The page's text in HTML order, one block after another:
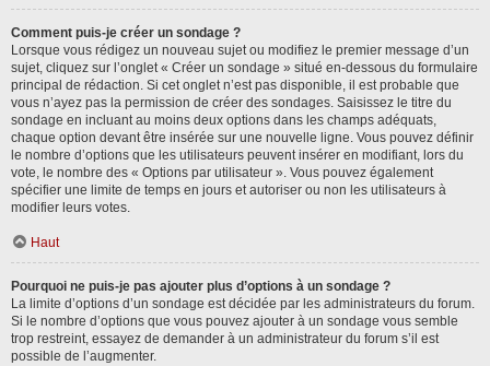
Comment puis-je créer un sondage ?
Lorsque vous rédigez un nouveau sujet ou modifiez le premier message d’un
sujet, cliquez sur l’onglet « Créer un sondage » situé en-dessous du formulaire
principal de rédaction. Si cet onglet n’est pas disponible, il est probable que
vous n’ayez pas la permission de créer des sondages. Saisissez le titre du
sondage en incluant au moins deux options dans les champs adéquats,
chaque option devant être insérée sur une nouvelle ligne. Vous pouvez définir
le nombre d’options que les utilisateurs peuvent insérer en modifiant, lors du
vote, le nombre des « Options par utilisateur ». Vous pouvez également
spécifier une limite de temps en jours et autoriser ou non les utilisateurs à
modifier leurs votes.
Haut
Pourquoi ne puis-je pas ajouter plus d’options à un sondage ?
La limite d’options d’un sondage est décidée par les administrateurs du forum.
Si le nombre d’options que vous pouvez ajouter à un sondage vous semble
trop restreint, essayez de demander à un administrateur du forum s’il est
possible de l’augmenter.